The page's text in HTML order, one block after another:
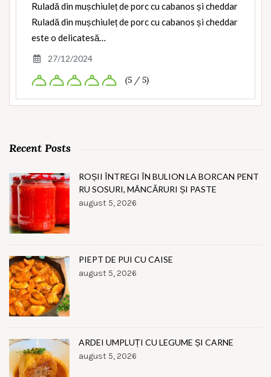
Ruladă din mușchiuleț de porc cu cabanos și cheddar
Ruladă din mușchiuleț de porc cu cabanos și cheddar
este o delicatesă…
27/12/2024
(5 / 5)
Recent Posts
ROȘII ÎNTREGI ÎN BULION LA BORCAN PENT
RU SOSURI, MÂNCĂRURI ȘI PASTE
august 5, 2026
PIEPT DE PUI CU CAISE
august 5, 2026
ARDEI UMPLUȚI CU LEGUME ȘI CARNE
august 5, 2026